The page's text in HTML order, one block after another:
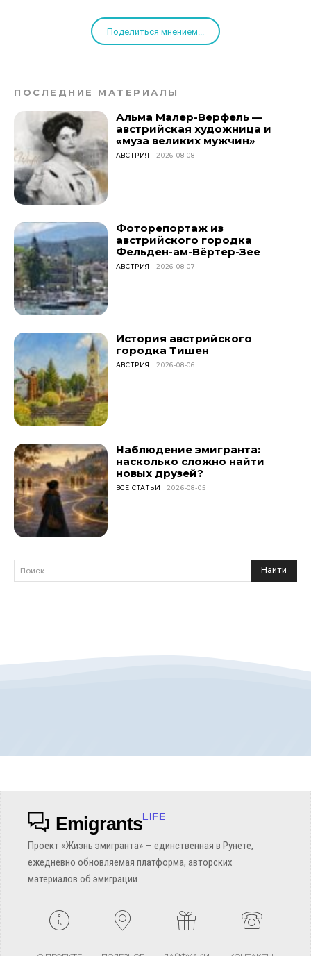
Поделиться мнением...
ПОСЛЕДНИЕ МАТЕРИАЛЫ
Альма Малер-Верфель —
австрийская художница и
«муза великих мужчин»
АВСТРИЯ 2026-08-08
Фоторепортаж из
австрийского городка
Фельден-ам-Вёртер-Зее
АВСТРИЯ 2026-08-07
История австрийского
городка Тишен
АВСТРИЯ 2026-08-06
Наблюдение эмигранта:
насколько сложно найти
новых друзей?
ВСЕ СТАТЬИ 2026-08-05
Поиск... Найти
EmigrantsLIFE
Проект «Жизнь эмигранта» — единственная в Рунете,
ежедневно обновляемая платформа, авторских
материалов об эмиграции.